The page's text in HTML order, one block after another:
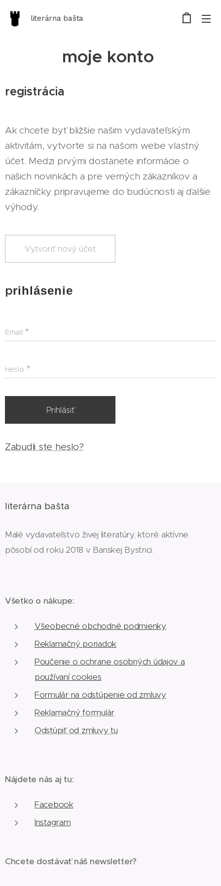
literárna bašta
moje konto
registrácia
Ak chcete byť bližšie našim vydavateľským
aktivitám, vytvorte si na našom webe vlastný
účet. Medzi prvými dostanete informácie o
našich novinkách a pre verných zákazníkov a
zákazníčky pripravujeme do budúcnosti aj ďalšie
výhody.
Vytvoriť nový účet
prihlásenie
Email
Heslo
Prihlásiť
Zabudli ste heslo?
literárna bašta
Malé vydavateľstvo živej literatúry, ktoré aktívne
pôsobí od roku 2018 v Banskej Bystrici.
Všetko o nákupe:
Všeobecné obchodné podmienky
Reklamačný poriadok
Poučenie o ochrane osobných údajov a
používaní cookies
Formulár na odstúpenie od zmluvy
Reklamačný formulár
Odstúpiť od zmluvy tu
Nájdete nás aj tu:
Facebook
Instagram
Chcete dostávať náš newsletter?